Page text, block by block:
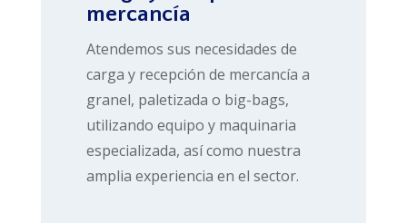
mercancía
Atendemos sus necesidades de
carga y recepción de mercancía a
granel, paletizada o big-bags,
utilizando equipo y maquinaria
especializada, así como nuestra
amplia experiencia en el sector.